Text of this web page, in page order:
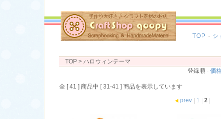
TOP - シ
TOP > ハロウィンテーマ
登録順 - 価
全 [ 41 ] 商品中 [ 31-41 ] 商品を表示しています
prev | 1 | 2 |